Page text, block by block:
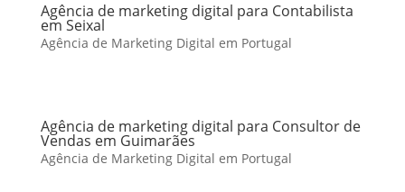
Agência de marketing digital para Contabilista
em Seixal
Agência de Marketing Digital em Portugal
Agência de marketing digital para Consultor de
Vendas em Guimarães
Agência de Marketing Digital em Portugal